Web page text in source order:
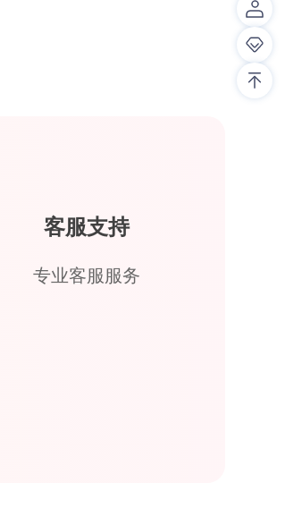
客服支持
专业客服服务